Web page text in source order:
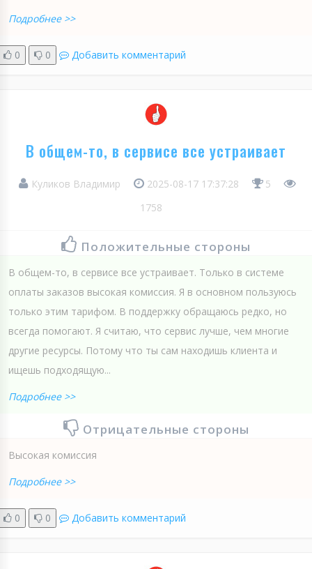
Подробнее >>
0 0 Добавить комментарий
В общем-то, в сервисе все устраивает
Куликов Владимир 2025-08-17 17:37:28
5
1758
Положительные стороны
В общем-то, в сервисе все устраивает. Только в системе
оплаты заказов высокая комиссия. Я в основном пользуюсь
только этим тарифом. В поддержку обращаюсь редко, но
всегда помогают. Я считаю, что сервис лучше, чем многие
другие ресурсы. Потому что ты сам находишь клиента и
ищешь подходящую...
Подробнее >>
Отрицательные стороны
Высокая комиссия
Подробнее >>
0 0 Добавить комментарий